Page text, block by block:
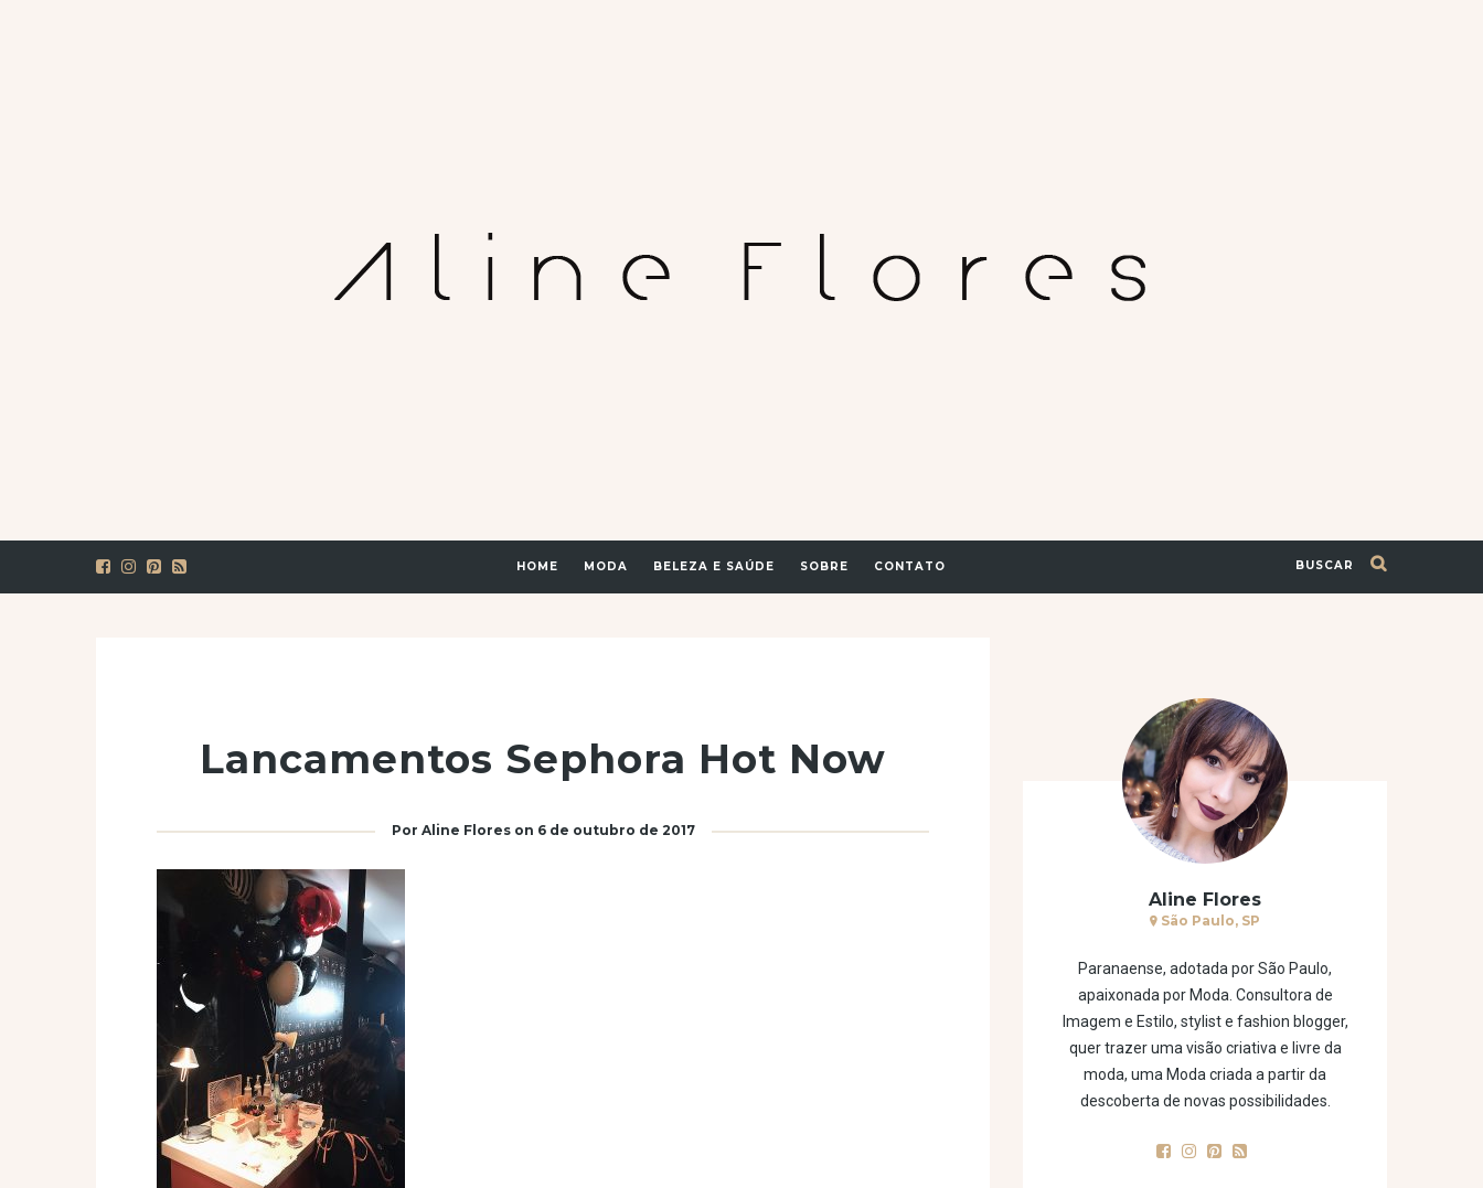
BUSCAR
HOME MODA BELEZA E SAÚDE SOBRE CONTATO
Lancamentos Sephora Hot Now
Por Aline Flores on 6 de outubro de 2017
Aline Flores
São Paulo, SP
Paranaense, adotada por São Paulo,
apaixonada por Moda. Consultora de
Imagem e Estilo, stylist e fashion blogger,
quer trazer uma visão criativa e livre da
moda, uma Moda criada a partir da
descoberta de novas possibilidades.